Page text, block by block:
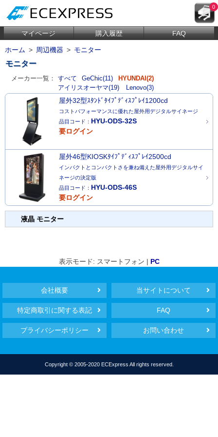
0
マイページ 購入履歴 FAQ
ホーム > 周辺機器 > モニター
モニター
メーカー一覧： すべて GeChic(11)
HYUNDAI(2)
アイリスオーヤマ(19)
Lenovo(3)
屋外32型ｽﾀﾝﾄﾞﾀｲﾌﾟﾃﾞｨｽﾌﾟﾚｲ1200cd
コストパフォーマンスに優れた屋外用デジタルサイネージ
品目コード： HYU-ODS-32S
要ログイン
屋外46型KIOSKﾀｲﾌﾟﾃﾞｨｽﾌﾟﾚｲ2500cd
インパクトとコンパクトさを兼ね備えた屋外用デジタルサイ
ネージの決定版
品目コード： HYU-ODS-46S
要ログイン
液晶 モニター
表示モード: スマートフォン | PC
会社概要 当サイトについて
特定商取引に関する表記 FAQ
プライバシーポリシー お問い合わせ
Copyright © 2005-2020 ECExpress All rights reserved.